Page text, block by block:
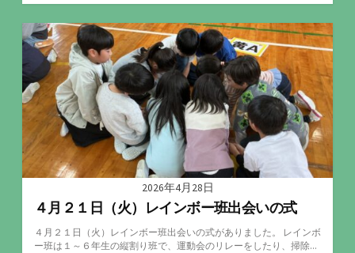
テ
ゴ
リ
ー
2026年4月28日
４月２１日（火）レインボー班出会いの式
４月２１日（火）レインボー班出会いの式がありました。 レインボ
ー班は１～６年生の縦割り班で、運動会のリレーをしたり、掃除...